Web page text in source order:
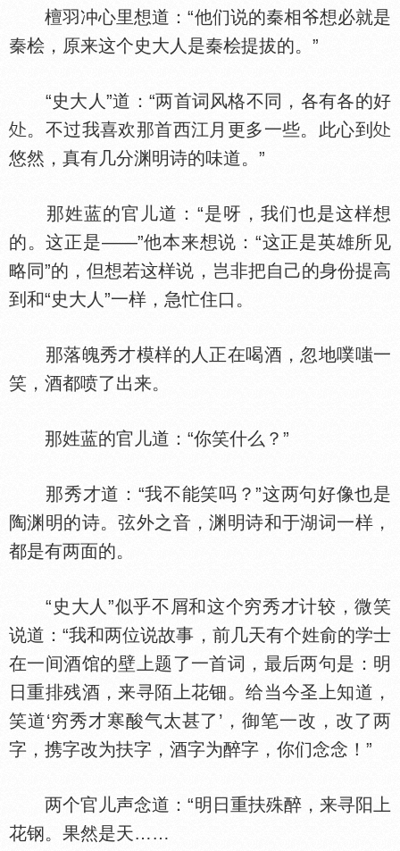
檀羽冲心里想道：“他们说的秦相爷想必就是
秦桧，原来这个史大人是秦桧提拔的。”
“史大人”道：“两首词风格不同，各有各的好
。不过我喜欢那首西江月更多一些。此心到
悠然，真有几分渊明诗的味道。”
那姓蓝的官儿道：“是呀，我们也是这样想
的。这正是——”他本来想说：“这正是英雄所见
略同”的，但想若这样说，岂非把自己的身份提高
到和“史大人”一样，急忙住口。
那落魄秀才模样的人正在喝酒，忽地噗嗤一
笑，酒都喷了出来。
那姓蓝的官儿道：“你笑什么？”
那秀才道：“我不能笑吗？”这两句好像也是
陶渊明的诗。弦外之音，渊明诗和于湖词一样，
都是有两面的。
“史大人”似乎不屑和这个穷秀才计较，微笑
说道：“我和两位说故事，前几天有个姓俞的学士
在一间酒馆的壁上题了一首词，最后两句是：明
日重排残酒，来寻陌上花钿。给当今圣上知道，
笑道‘穷秀才寒酸气太甚了’，御笔一改，改了两
字，携字改为扶字，酒字为醉字，你们念念！”
两个官儿声念道：“明日重扶殊醉，来寻阳上
花钢。果然是天……